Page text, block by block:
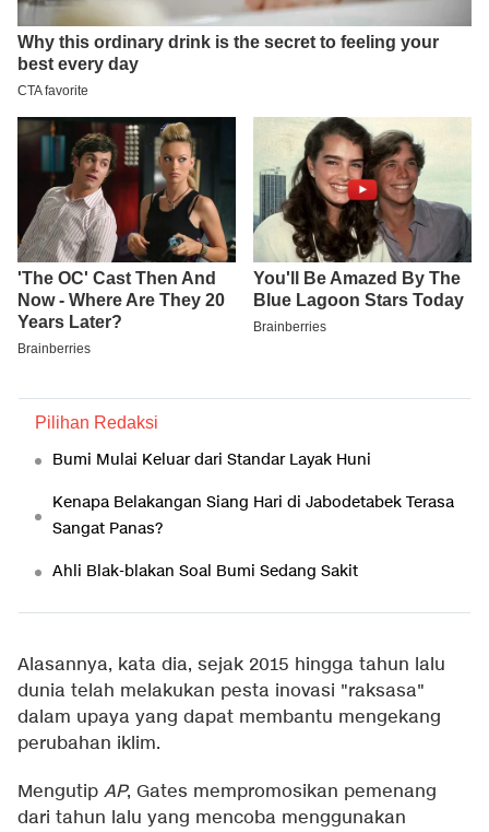
Pilihan Redaksi
Bumi Mulai Keluar dari Standar Layak Huni
Kenapa Belakangan Siang Hari di Jabodetabek Terasa
Sangat Panas?
Ahli Blak-blakan Soal Bumi Sedang Sakit
Alasannya, kata dia, sejak 2015 hingga tahun lalu
dunia telah melakukan pesta inovasi "raksasa"
dalam upaya yang dapat membantu mengekang
perubahan iklim.
Mengutip AP, Gates mempromosikan pemenang
dari tahun lalu yang mencoba menggunakan